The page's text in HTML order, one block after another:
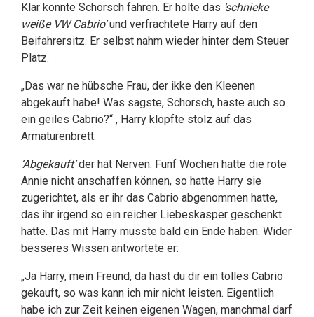
Klar konnte Schorsch fahren. Er holte das ‘schnieke
weiße VW Cabrio’und verfrachtete Harry auf den
Beifahrersitz. Er selbst nahm wieder hinter dem Steuer
Platz.
„Das war ne hübsche Frau, der ikke den Kleenen
abgekauft habe! Was sagste, Schorsch, haste auch so
ein geiles Cabrio?“ , Harry klopfte stolz auf das
Armaturenbrett.
‘Abgekauft’der hat Nerven. Fünf Wochen hatte die rote
Annie nicht anschaffen können, so hatte Harry sie
zugerichtet, als er ihr das Cabrio abgenommen hatte,
das ihr irgend so ein reicher Liebeskasper geschenkt
hatte. Das mit Harry musste bald ein Ende haben. Wider
besseres Wissen antwortete er:
„Ja Harry, mein Freund, da hast du dir ein tolles Cabrio
gekauft, so was kann ich mir nicht leisten. Eigentlich
habe ich zur Zeit keinen eigenen Wagen, manchmal darf